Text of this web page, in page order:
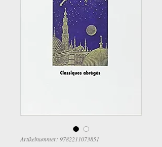
Artikelnummer: 9782211073851